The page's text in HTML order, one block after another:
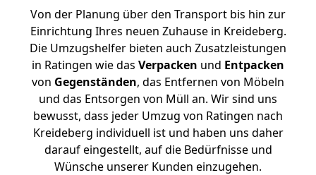
Von der Planung über den Transport bis hin zur
Einrichtung Ihres neuen Zuhause in Kreideberg.
Die Umzugshelfer bieten auch Zusatzleistungen
in Ratingen wie das Verpacken und Entpacken
von Gegenständen, das Entfernen von Möbeln
und das Entsorgen von Müll an. Wir sind uns
bewusst, dass jeder Umzug von Ratingen nach
Kreideberg individuell ist und haben uns daher
darauf eingestellt, auf die Bedürfnisse und
Wünsche unserer Kunden einzugehen.